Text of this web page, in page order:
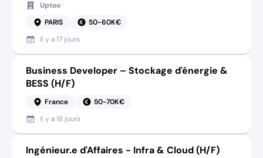
Uptoo
PARIS
50-60K€
Il y a17 jours
Business Developer – Stockage d'énergie &
BESS (H/F)
France
50-70K€
Il y a18 jours
Ingénieur.e d'Affaires - Infra & Cloud (H/F)